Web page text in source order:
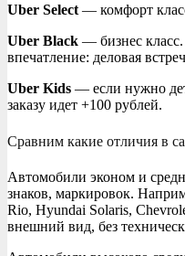
Uber Select — комфорт
Uber Black — бизнес
впечатление: деловая
Uber Kids — если нужно
заказу идет +100 рублей.
Сравним какие отличия в
Автомобили эконом и
знаков, маркировок.
Rio, Hyundai Solaris,
внешний вид, без